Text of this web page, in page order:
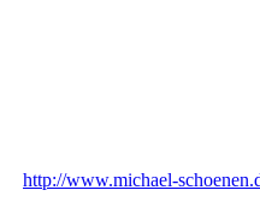
http://www.michael-